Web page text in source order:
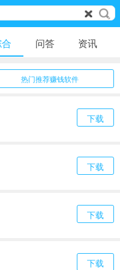
问答 资讯
热门推荐赚钱软件
下载
下载
下载
下载